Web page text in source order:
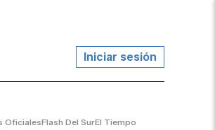
Iniciar sesión
OficialesFlash Del SurEl Tiempo